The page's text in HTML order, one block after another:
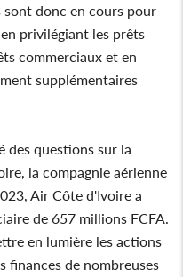
donc en cours pour
privilégiant les prêts
commerciaux et en
supplémentaires
des questions sur la
la compagnie aérienne
Air Côte d'Ivoire a
de 657 millions FCFA.
en lumière les actions
finances de nombreuses